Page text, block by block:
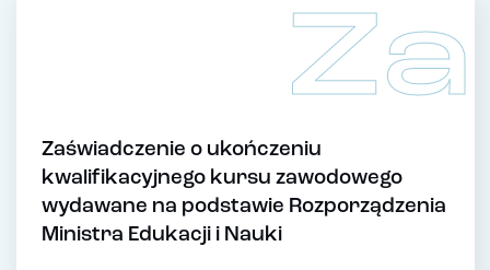
Za
Zaświadczenie o ukończeniu
kwalifikacyjnego kursu zawodowego
wydawane na podstawie Rozporządzenia
Ministra Edukacji i Nauki